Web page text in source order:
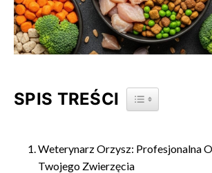
SPIS TREŚCI TOGGLE TABLE
Weterynarz Orzysz: Profesjonalna
Twojego Zwierzęcia